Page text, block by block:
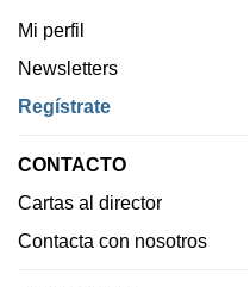
Mi perfil
Newsletters
Regístrate
CONTACTO
Cartas al director
Contacta con nosotros